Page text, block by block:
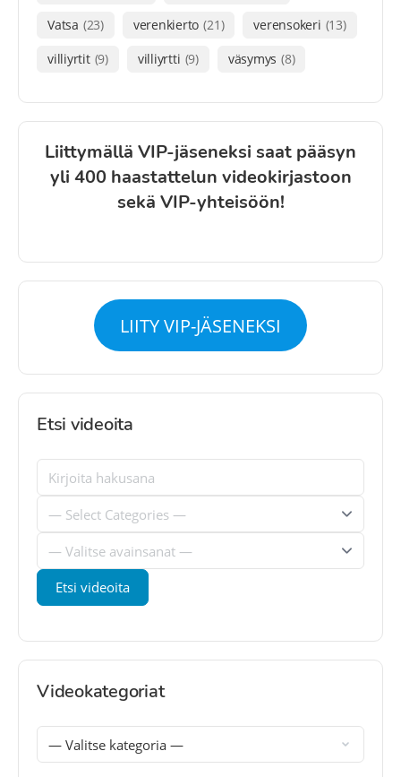
Vatsa (23) verenkierto (21) verensokeri (13)
villiyrtit (9) villiyrtti (9) väsymys (8)
Liittymällä VIP-jäseneksi saat pääsyn
yli 400 haastattelun videokirjastoon
sekä VIP-yhteisöön!
LIITY VIP-JÄSENEKSI
Etsi videoita
Videokategoriat